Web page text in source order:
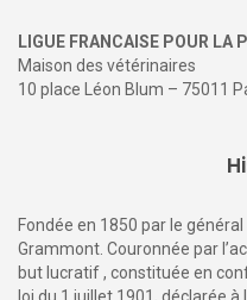
LIGUE FRANCAISE POUR LA
Maison des vétérinaires
10 place Léon Blum – 75011
Fondée en 1850 par le
Grammont. Couronnée par
but lucratif , constituée en